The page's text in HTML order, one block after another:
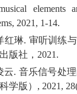
elements
2021, 1-14.
红琳. 审听训练
版社， 2021.
云. 音乐信号处
学版） , 2021,